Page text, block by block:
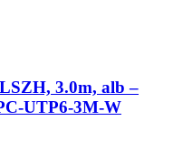
3.0m, alb –
UTP6-3M-W